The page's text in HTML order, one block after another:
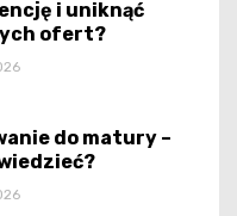
i uniknąć
ofert?
do matury –